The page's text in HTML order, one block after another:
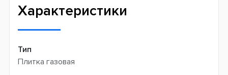
Характеристики
Тип
Плитка газовая